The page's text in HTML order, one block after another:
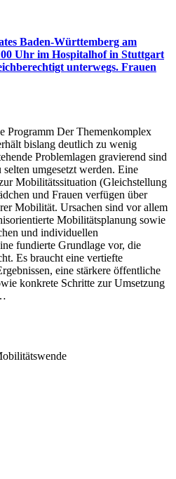
Baden-Württemberg am
Uhr im Hospitalhof in Stuttgart
unterwegs. Frauen
Programm Der Themenkomplex
bislang deutlich zu wenig
Problemlagen gravierend sind
umgesetzt werden. Eine
Mobilitätssituation (Gleichstellung
und Frauen verfügen über
Mobilität. Ursachen sind vor allem
Mobilitätsplanung sowie
und individuellen
fundierte Grundlage vor, die
Es braucht eine vertiefte
eine stärkere öffentliche
konkrete Schritte zur Umsetzung